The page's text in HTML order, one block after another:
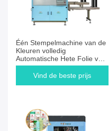
Één Stempelmachine van de
Kleuren volledig
Automatische Hete Folie voor
Pen Barrels
Vind de beste prijs